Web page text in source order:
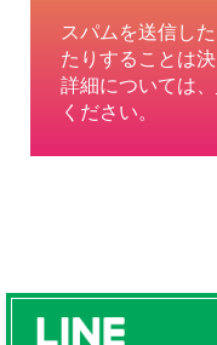
スパムを送信し
たりすることは
詳細については、
ください。